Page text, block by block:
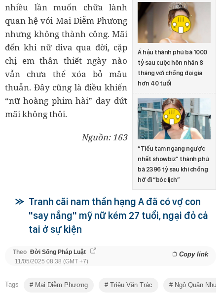
Á hậu thành phú bà 1000
tỷ sau cuộc hôn nhân 8
tháng với chồng đại gia
hơn 40 tuổi
“Tiểu tam ngang ngược
nhất showbiz” thành phú
bà 2396 tỷ sau khi chồng
hờ đi “bóc lịch”
nhiều lần muốn chữa lành
quan hệ với Mai Diễm Phương
nhưng không thành công. Mãi
đến khi nữ diva qua đời, cặp
chị em thân thiết ngày nào
vẫn chưa thể xóa bỏ mâu
thuẫn. Đây cũng là điều khiến
“nữ hoàng phim hài” day dứt
mãi không thôi.
Nguồn: 163
Tranh cãi nam thần hạng A đã có vợ con
"say nắng" mỹ nữ kém 27 tuổi, ngại đỏ cả
tai ở sự kiện
Theo Đời Sống Pháp Luật Copy link
11/05/2025 08:38 (GMT +7)
Tags Mai Diễm Phương Triệu Văn Trác Ngô Quân Như